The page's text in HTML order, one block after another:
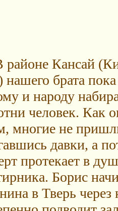
Кансай
нашего брата
и народу
человек. Как
многие не
давки, а
протекает в
Борис
в Тверь